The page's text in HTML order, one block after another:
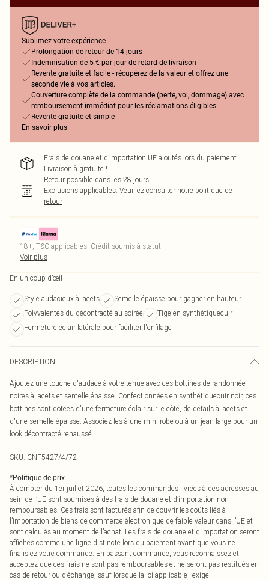
Sublimez votre expérience
Prolongation de retour de 14 jours
Indemnisation de 5 € par jour de retard de livraison
Revente gratuite et facile - récupérez de la valeur et offrez une
seconde vie à vos articles.
Couverture complète de la commande (perte, vol, dommage) avec
remboursement immédiat pour les réclamations éligibles
Revente gratuite et simple
En savoir plus
Frais de douane et d’importation UE ajoutés lors du paiement.
Livraison à gratuite !
Retour possible dans les 28 jours
Exclusions applicables. Veuillez consulter notre politique de
retour
18+, T&C applicables. Crédit soumis à statut
Voir plus
En un coup d’œil
Style audacieux à lacets
Semelle épaisse pour gagner en hauteur
Polyvalentes du décontracté au soirée
Tige en synthétiquecuir
Fermeture éclair latérale pour faciliter l'enfilage
DESCRIPTION
Ajoutez une touche d'audace à votre tenue avec ces bottines de randonnée
noires à lacets et semelle épaisse. Confectionnées en synthétiquecuir noir, ces
bottines sont dotées d'une fermeture éclair sur le côté, de détails à lacets et
d'une semelle épaisse. Associez-les à une mini robe ou à un jean large pour un
look décontracté rehaussé.
SKU: CNF5427/4/72
*Politique de prix
À compter du 1er juillet 2026, toutes les commandes livrées à des adresses au
sein de l’UE sont soumises à des frais de douane et d’importation non
remboursables. Ces frais sont facturés afin de couvrir les coûts liés à
l’importation de biens de commerce électronique de faible valeur dans l’UE et
sont calculés au moment de l’achat. Les frais de douane et d’importation seront
affichés comme une ligne distincte lors du paiement avant que vous ne
finalisiez votre commande. En passant commande, vous reconnaissez et
acceptez que ces frais ne sont pas remboursables et ne seront pas restitués en
cas de retour ou d’échange, sauf lorsque la loi applicable l’exige.